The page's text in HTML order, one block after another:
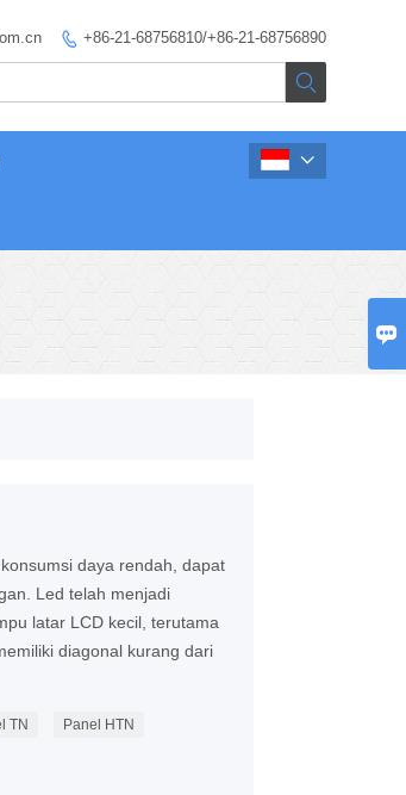

 +86-21-68756810/+86-21-68756890


daya rendah, dapat
Led telah menjadi
latar LCD kecil, terutama
diagonal kurang dari
TN Panel HTN